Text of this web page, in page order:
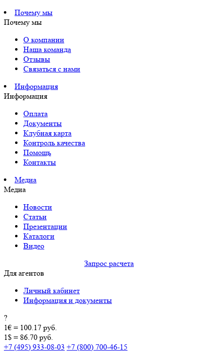
Почему мы
Почему мы
О компании
Наша команда
Отзывы
Связаться с нами
Информация
Информация
Оплата
Документы
Клубная карта
Контроль качества
Помощь
Контакты
Медиа
Медиа
Новости
Статьи
Презентации
Каталоги
Видео
Запрос расчета
Для агентов
Личный кабинет
Информация и документы
?
1€ = 100.17 руб.
1$ = 86.70 руб.
+7 (495) 933-08-03 +7 (800) 700-46-15